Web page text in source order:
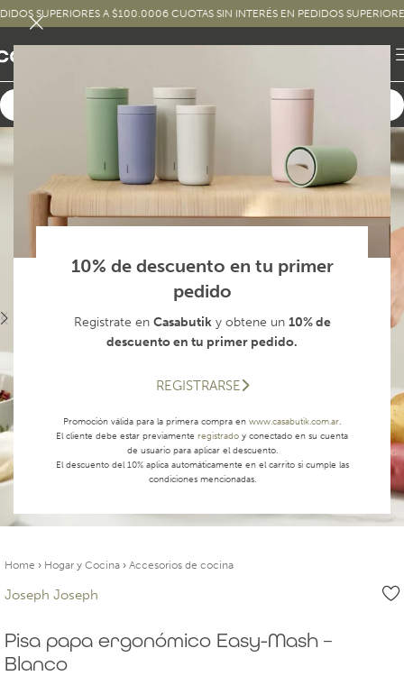
10% de descuento en tu primer
pedido
Registrate en Casabutiky obtene un 10% de
descuento en tu primer pedido.
REGISTRARSE
Promoción válida para la primera compra en www.casabutik.com.ar.
El cliente debe estar previamente registrado y conectado en su cuenta
de usuario para aplicar el descuento.
El descuento del 10% aplica automáticamente en el carrito si cumple las
condiciones mencionadas.
SUPERIORES A $100.0006 CUOTAS SIN INTERÉS EN PEDIDOS SUPERIORES A
Home › Hogar y Cocina › Accesorios de cocina
Joseph Joseph
Pisa papa ergonómico Easy-Mash –
Blanco